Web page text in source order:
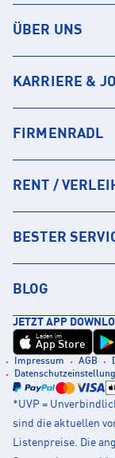
ÜBER UNS
KARRIERE &
FIRMENRADL
RENT /
BESTER
BLOG
JETZT APP
Laden im
App Store
Impressum AGB
*UVP =
sind die aktuellen
Listenpreise. Die